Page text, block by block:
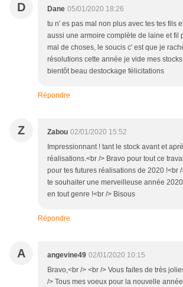
D Dane 05/01/2020 18:26
tu n' es pas mal non plus avec tes tes fils
aussi une armoire complète de laine et fil
mal de choses, le soucis c' est que je
résolutions cette année je vide mes
bientôt beau destockage félicitations
Répondre
Z Zabou 02/01/2020 15:52
Impressionnant ! tant le stock avant et
réalisations.<br /> Bravo pour tout ce
pour tes futures réalisations de 2020 !<br
te souhaiter une merveilleuse année
en tout genre !<br /> Bisous
Répondre
A angevine49 02/01/2020 10:15
Bravo,<br /> <br /> Vous faites de très
/> Tous mes voeux pour la nouvelle